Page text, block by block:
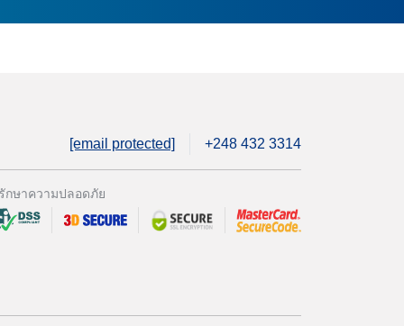
[email protected] +248 432 3314
กษาความปลอดภัย